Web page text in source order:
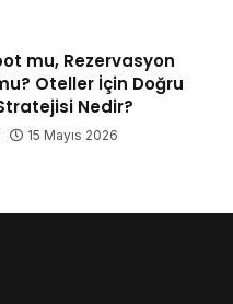
mu, Rezervasyon
Oteller İçin Doğru
Nedir?
15 Mayıs 2026